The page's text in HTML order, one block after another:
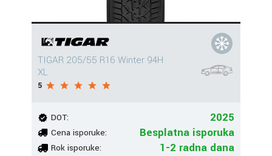
TIGAR 205/55 R16 Winter 94H
XL
5
DOT: 2025
Cena isporuke: Besplatna isporuka
Rok isporuke: 1-2 radna dana